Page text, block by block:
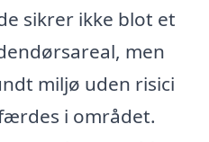
sikrer ikke blot et
men
miljø uden risici
i området.